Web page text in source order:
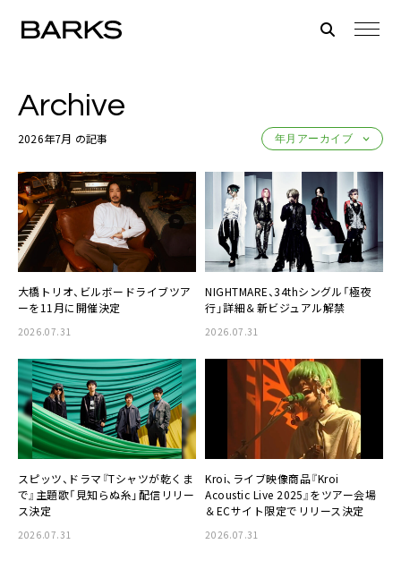
Archive
2026年7月 の記事
大橋トリオ、ビルボードライブツア
ーを11月に開催決定
2026.07.31
NIGHTMARE、34thシングル「極夜
行」詳細＆新ビジュアル解禁
2026.07.31
スピッツ、ドラマ『Tシャツが乾くま
で』主題歌「見知らぬ糸」配信リリー
ス決定
2026.07.31
Kroi、ライブ映像商品『Kroi
Acoustic Live 2025』をツアー会場
＆ECサイト限定でリリース決定
2026.07.31